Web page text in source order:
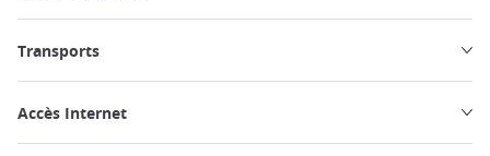
Transports
Accès Internet